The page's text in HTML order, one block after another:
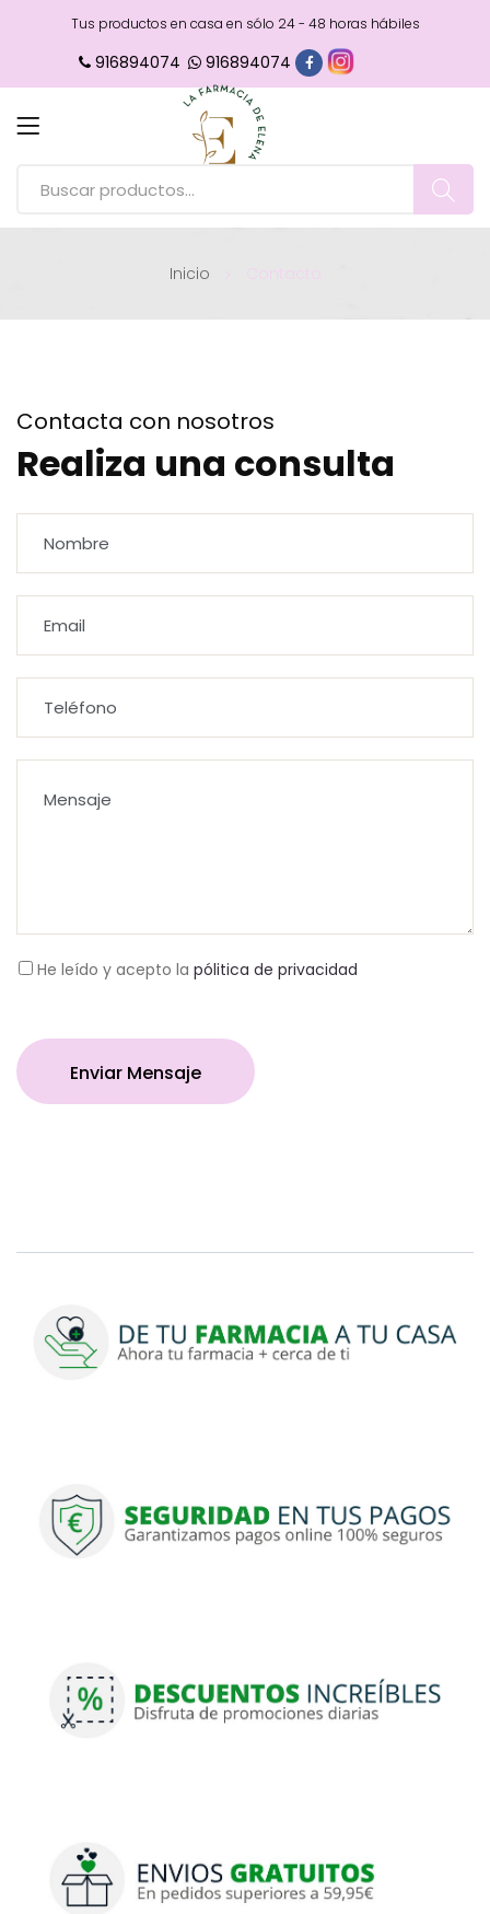
Tus productos en casa en sólo 24 - 48 horas hábiles
916894074 916894074
Inicio
Contacta con nosotros
Realiza una consulta
He leído y acepto la pólitica de privacidad
Enviar Mensaje